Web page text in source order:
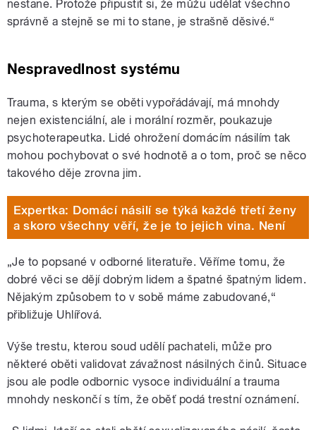
nestane. Protože připustit si, že můžu udělat všechno
správně a stejně se mi to stane, je strašně děsivé.“
Nespravedlnost systému
Trauma, s kterým se oběti vypořádávají, má mnohdy
nejen existenciální, ale i morální rozměr, poukazuje
psychoterapeutka. Lidé ohrožení domácím násilím tak
mohou pochybovat o své hodnotě a o tom, proč se něco
takového děje zrovna jim.
Expertka: Domácí násilí se týká každé třetí ženy
a skoro všechny věří, že je to jejich vina. Není
„Je to popsané v odborné literatuře. Věříme tomu, že
dobré věci se dějí dobrým lidem a špatné špatným lidem.
Nějakým způsobem to v sobě máme zabudované,“
přibližuje Uhlířová.
Výše trestu, kterou soud udělí pachateli, může pro
některé oběti validovat závažnost násilných činů. Situace
jsou ale podle odbornic vysoce individuální a trauma
mnohdy neskončí s tím, že oběť podá trestní oznámení.